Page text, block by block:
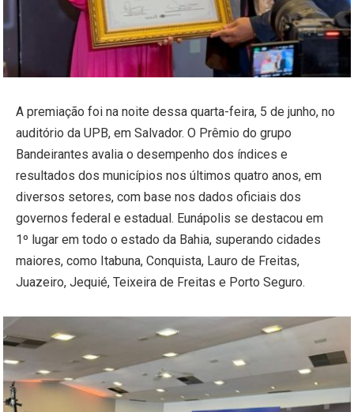
A premiação foi na noite dessa quarta-feira, 5 de junho, no
auditório da UPB, em Salvador. O Prêmio do grupo
Bandeirantes avalia o desempenho dos índices e
resultados dos municípios nos últimos quatro anos, em
diversos setores, com base nos dados oficiais dos
governos federal e estadual. Eunápolis se destacou em
1º lugar em todo o estado da Bahia, superando cidades
maiores, como Itabuna, Conquista, Lauro de Freitas,
Juazeiro, Jequié, Teixeira de Freitas e Porto Seguro.